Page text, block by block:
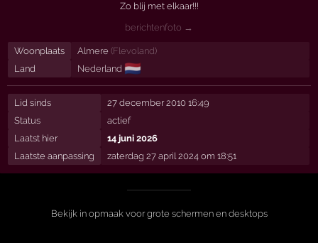
Zo blij met elkaar!!!
berichtenfoto →
Woonplaats Almere (Flevoland)
Land
Nederland 🇳🇱
Lid sinds
27 december 2010 16:49
Status
actief
Laatst hier
14 juni 2026
Laatste aanpassing
zaterdag 27 april 2024 om 18:51
Bekijk in opmaak voor grote schermen en desktops